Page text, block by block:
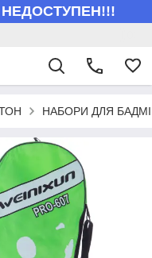
НАБОРИ ДЛЯ